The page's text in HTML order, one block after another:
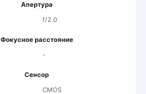
Апертура
f/2.0
Фокусное расстояние
-
Сенсор
CMOS